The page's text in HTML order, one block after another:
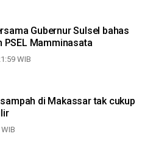
Gubernur Sulsel bahas
PSEL Mamminasata
WIB
di Makassar tak cukup